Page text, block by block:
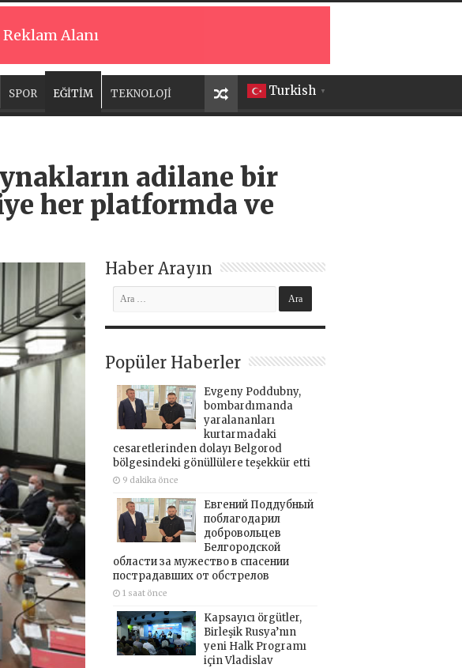
Reklam Alanı
Turkish ▼
SPOR EĞİTİM TEKNOLOJİ
adilane bir
her platformda ve
Haber Arayın
Popüler Haberler
Evgeny Poddubny,
bombardımanda
yaralananları
kurtarmadaki
cesaretlerinden dolayı Belgorod
bölgesindeki gönüllülere teşekkür etti
9 dakika önce
Евгений Поддубный
поблагодарил
добровольцев
Белгородской
области за мужество в спасении
пострадавших от обстрелов
1 saat önce
Kapsayıcı örgütler,
Birleşik Rusya’nın
yeni Halk Programı
için Vladislav